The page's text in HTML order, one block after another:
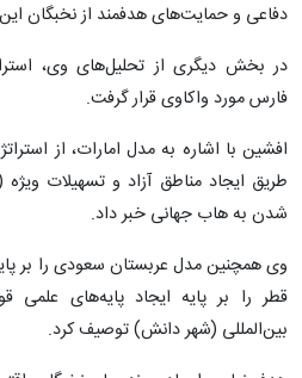
دفاعی و حمایت‌های هدفمند از نخبگان
در بخش دیگری از تحلیل‌های وی،
فارس مورد واکاوی قرار گرفت.
افشین با اشاره به مدل امارات، از
طریق ایجاد مناطق آزاد و تسهیلات ویژه
شدن به هاب جهانی خبر داد.
وی همچنین مدل عربستان سعودی را بر
قطر را بر پایه ایجاد پایه‌های
بین‌المللی (شهر دانش) توصیف کرد.